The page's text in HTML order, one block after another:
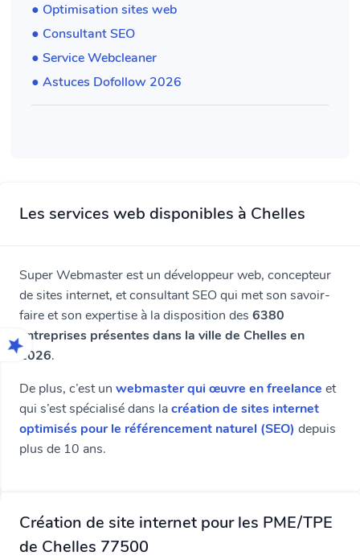
● Optimisation sites web
● Consultant SEO
● Service Webcleaner
● Astuces Dofollow 2026
Les services web disponibles à Chelles
Super Webmaster est un développeur web, concepteur
de sites internet, et consultant SEO qui met son savoir-
faire et son expertise à la disposition des 6380
entreprises présentes dans la ville de Chelles en
2026.
De plus, c’est un webmaster qui œuvre en freelance et
qui s’est spécialisé dans lacréation de sites internet
optimisés pour le référencement naturel (SEO) depuis
plus de 10 ans.
Création de site internet pour les PME/TPE
de Chelles 77500